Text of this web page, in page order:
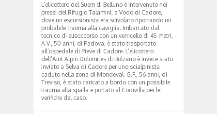
L’elicottero del Suem di Belluno è intervenuto nei
pressi del Rifugio Talamini, a Vodo di Cadore,
dove un escursionista era scivolato riportando un
probabile trauma alla caviglia. Imbarcato dal
tecnico di elisoccorso con un verricello di 45 metri,
A.V., 50 anni, di Padova, è stato trasportato
all’ospedale di Pieve di Cadore. L’elicottero
dell’Aiut Alpin Dolomites di Bolzano è invece stato
inviato a Selva di Cadore per uno scialpinista
caduto nella zona di Mondeval. G.F., 56 anni, di
Treviso, è stato caricato a bordo con un possibile
trauma alla spalla e portato al Codivilla per le
verifiche del caso.